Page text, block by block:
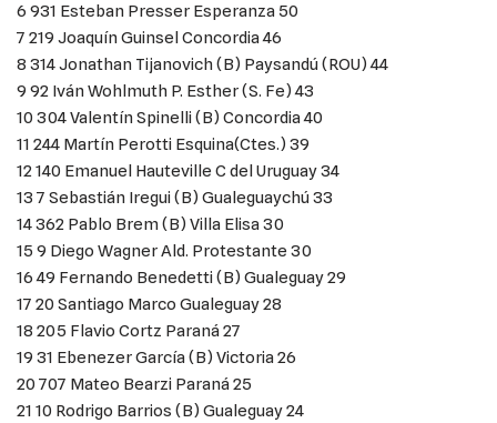
6 931 Esteban Presser Esperanza 50
7 219 Joaquín Guinsel Concordia 46
8 314 Jonathan Tijanovich (B) Paysandú (ROU) 44
9 92 Iván Wohlmuth P. Esther (S. Fe) 43
10 304 Valentín Spinelli (B) Concordia 40
11 244 Martín Perotti Esquina(Ctes.) 39
12 140 Emanuel Hauteville C del Uruguay 34
13 7 Sebastián Iregui (B) Gualeguaychú 33
14 362 Pablo Brem (B) Villa Elisa 30
15 9 Diego Wagner Ald. Protestante 30
16 49 Fernando Benedetti (B) Gualeguay 29
17 20 Santiago Marco Gualeguay 28
18 205 Flavio Cortz Paraná 27
19 31 Ebenezer García (B) Victoria 26
20 707 Mateo Bearzi Paraná 25
21 10 Rodrigo Barrios (B) Gualeguay 24